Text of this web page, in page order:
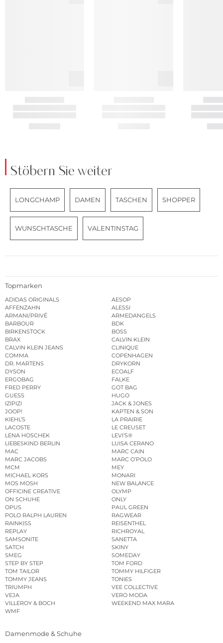
Stöbern Sie weiter
LONGCHAMP DAMEN TASCHEN SHOPPER
WUNSCHTASCHE VALENTINSTAG
Topmarken
ADIDAS ORIGINALS
AESOP
AFFENZAHN
ALESSI
ARMANI/PRIVÉ
ARMEDANGELS
BARBOUR
BDK
BIRKENSTOCK
BOSS
BRAX
CALVIN KLEIN
CALVIN KLEIN JEANS
CLINIQUE
COMMA
COPENHAGEN
DR. MARTENS
DRYKORN
DYSON
ECOALF
ERGOBAG
FALKE
FRED PERRY
GOT BAG
GUESS
HUGO
IZIPIZI
JACK & JONES
JOOP!
KAPTEN & SON
KIEHL’S
LA PRAIRIE
LACOSTE
LE CREUSET
LENA HOSCHEK
LEVI’S®
LIEBESKIND BERLIN
LUISA CERANO
MAC
MARC CAIN
MARC JACOBS
MARC O’POLO
MCM
MEY
MICHAEL KORS
MONARI
MOS MOSH
NEW BALANCE
OFFICINE CREATIVE
OLYMP
ON SCHUHE
ONLY
OPUS
PAUL GREEN
POLO RALPH LAUREN
RAGWEAR
RAINKISS
REISENTHEL
REPLAY
RICHROYAL
SAMSONITE
SANETTA
SATCH
SKINY
SMEG
SOMEDAY
STEP BY STEP
TOM FORD
TOM TAILOR
TOMMY HILFIGER
TOMMY JEANS
TONIES
TRIUMPH
VEE COLLECTIVE
VEJA
VERO MODA
VILLEROY & BOCH
WEEKEND MAX MARA
WMF
Damenmode & Schuhe